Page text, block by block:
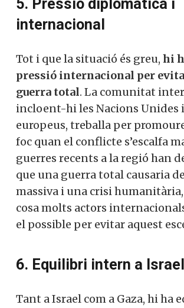
5. Pressió diplomàtica i
internacional
Tot i que la situació és greu, hi
pressió internacional per
guerra total. La comunitat
incloent-hi les Nacions Unides
europeus, treballa per
foc quan el conflicte s’escalfa
guerres recents a la regió han
que una guerra total causaria
massiva i una crisi
cosa molts actors
el possible per evitar aquest
6. Equilibri intern a
Tant a Israel com a Gaza, hi ha